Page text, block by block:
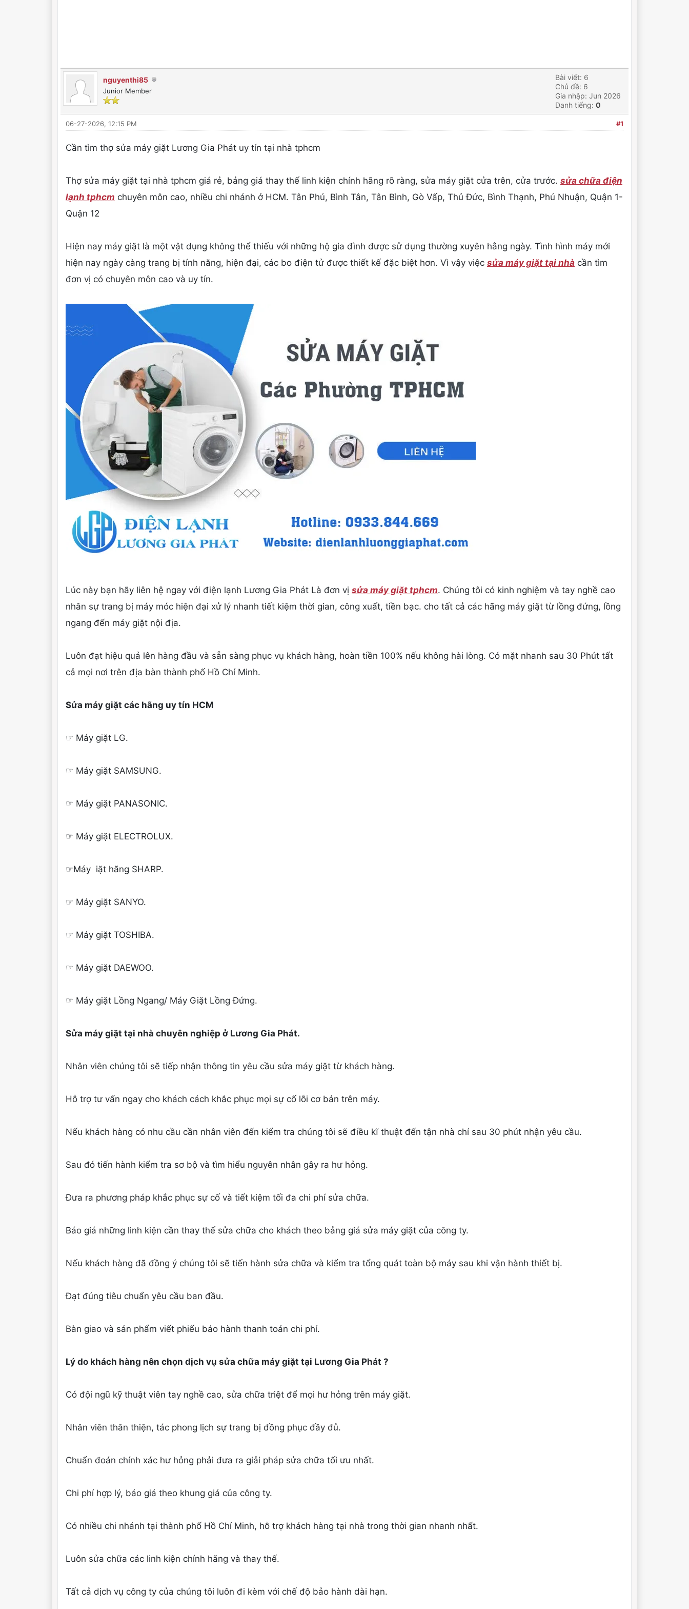
nguyenthi85
Junior Member
Bài viết: 6
Chủ đề: 6
Gia nhập: Jun 2026
Danh tiếng: 0
#1
06-27-2026, 12:15 PM
Cần tìm thợ sửa máy giặt Lương Gia Phát uy tín tại nhà tphcm
Thợ sửa máy giặt tại nhà tphcm giá rẻ, bảng giá thay thế linh kiện chính hãng rõ ràng, sửa máy giặt cửa trên, cửa trước. sửa chữa điện
lạnh tphcm chuyên môn cao, nhiều chi nhánh ở HCM. Tân Phú, Bình Tân, Tân Bình, Gò Vấp, Thủ Đức, Bình Thạnh, Phú Nhuận, Quận 1-
Quận 12
Hiện nay máy giặt là một vật dụng không thể thiếu với những hộ gia đình được sử dụng thường xuyên hằng ngày. Tình hình máy mới
hiện nay ngày càng trang bị tính năng, hiện đại, các bo điện tử được thiết kế đặc biệt hơn. Vì vậy việc sửa máy giặt tại nhàcần tìm
đơn vị có chuyên môn cao và uy tín.
Lúc này bạn hãy liên hệ ngay với điện lạnh Lương Gia Phát Là đơn vị sửa máy giặt tphcm. Chúng tôi có kinh nghiệm và tay nghề cao
nhân sự trang bị máy móc hiện đại xử lý nhanh tiết kiệm thời gian, công xuất, tiền bạc. cho tất cả các hãng máy giặt từ lồng đứng, lồng
ngang đến máy giặt nội địa.
Luôn đạt hiệu quả lên hàng đầu và sẵn sàng phục vụ khách hàng, hoàn tiền 100% nếu không hài lòng. Có mặt nhanh sau 30 Phút tất
cả mọi nơi trên địa bàn thành phố Hồ Chí Minh.
Sửa máy giặt các hãng uy tín HCM
☞ Máy giặt LG.
☞ Máy giặt SAMSUNG.
☞ Máy giặt PANASONIC.
☞ Máy giặt ELECTROLUX.
☞Máy iặt hãng SHARP.
☞ Máy giặt SANYO.
☞ Máy giặt TOSHIBA.
☞ Máy giặt DAEWOO.
☞ Máy giặt Lồng Ngang/ Máy Giặt Lồng Đứng.
Sửa máy giặt tại nhà chuyên nghiệp ở Lương Gia Phát.
Nhân viên chúng tôi sẽ tiếp nhận thông tin yêu cầu sửa máy giặt từ khách hàng.
Hỗ trợ tư vấn ngay cho khách cách khắc phục mọi sự cố lỗi cơ bản trên máy.
Nếu khách hàng có nhu cầu cần nhân viên đến kiểm tra chúng tôi sẽ điều kĩ thuật đến tận nhà chỉ sau 30 phút nhận yêu cầu.
Sau đó tiến hành kiểm tra sơ bộ và tìm hiểu nguyên nhân gây ra hư hỏng.
Đưa ra phương pháp khắc phục sự cố và tiết kiệm tối đa chi phí sửa chữa.
Báo giá những linh kiện cần thay thế sửa chữa cho khách theo bảng giá sửa máy giặt của công ty.
Nếu khách hàng đã đồng ý chúng tôi sẽ tiến hành sửa chữa và kiểm tra tổng quát toàn bộ máy sau khi vận hành thiết bị.
Đạt đúng tiêu chuẩn yêu cầu ban đầu.
Bàn giao và sản phẩm viết phiếu bảo hành thanh toán chi phí.
Lý do khách hàng nên chọn dịch vụ sửa chữa máy giặt tại Lương Gia Phát ?
Có đội ngũ kỹ thuật viên tay nghề cao, sửa chữa triệt để mọi hư hỏng trên máy giặt.
Nhân viên thân thiện, tác phong lịch sự trang bị đồng phục đầy đủ.
Chuẩn đoán chính xác hư hỏng phải đưa ra giải pháp sửa chữa tối ưu nhất.
Chi phí hợp lý, báo giá theo khung giá của công ty.
Có nhiều chi nhánh tại thành phố Hồ Chí Minh, hỗ trợ khách hàng tại nhà trong thời gian nhanh nhất.
Luôn sửa chữa các linh kiện chính hãng và thay thế.
Tất cả dịch vụ công ty của chúng tôi luôn đi kèm với chế độ bảo hành dài hạn.